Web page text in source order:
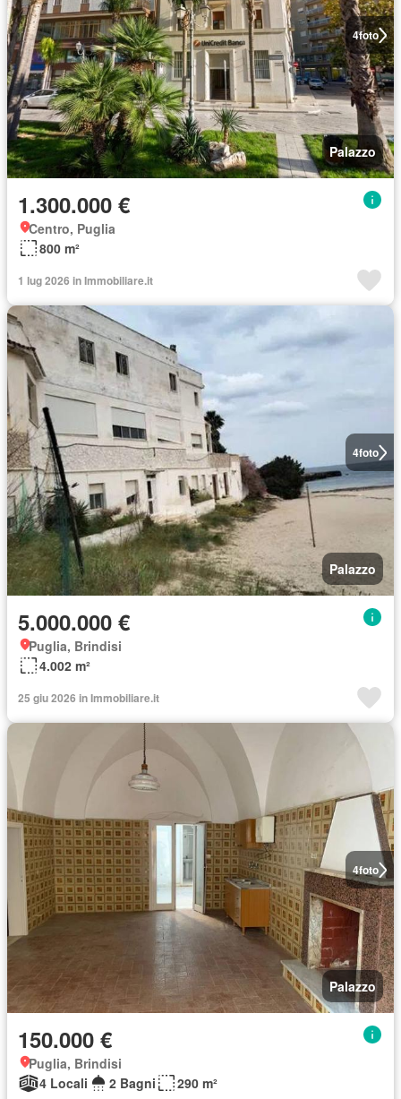
4foto
Palazzo
1.300.000 €
Centro, Puglia
800 m²
1 lug 2026 in Immobiliare.it
4foto
Palazzo
5.000.000 €
Puglia, Brindisi
4.002 m²
25 giu 2026 in Immobiliare.it
4foto
Palazzo
150.000 €
Puglia, Brindisi
4 Locali
2 Bagni 290 m²